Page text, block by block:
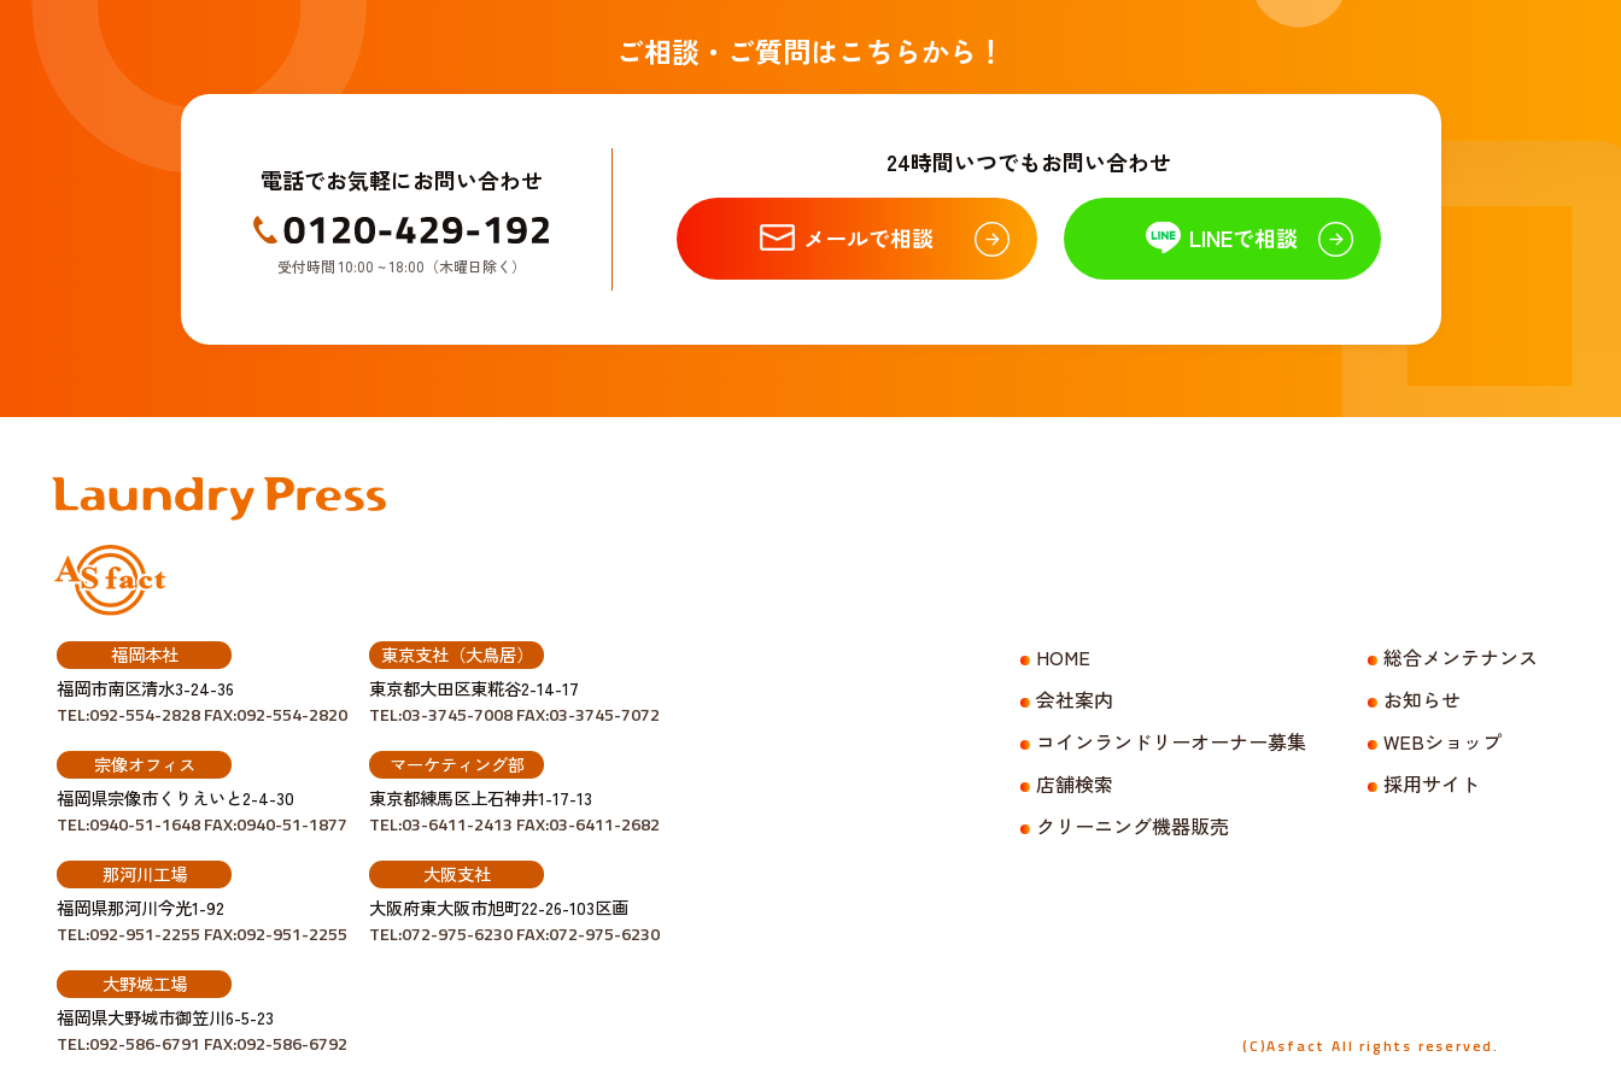
ご相談・ご質問はこちらから！
電話でお気軽にお問い合わせ
受付時間 10:00 ~ 18:00（木曜日除く）
24時間いつでもお問い合わせ
メールで相談 LINEで相談
福岡本社
福岡市南区清水3-24-36
TEL:092-554-2828FAX:092-554-2820
宗像オフィス
福岡県宗像市くりえいと2-4-30
TEL:0940-51-1648FAX:0940-51-1877
那河川工場
福岡県那河川今光1-92
TEL:092-951-2255 FAX:092-951-2255
大野城工場
福岡県大野城市御笠川6-5-23
TEL:092-586-6791 FAX:092-586-6792
東京支社（大鳥居）
東京都大田区東糀谷2-14-17
TEL:03-3745-7008FAX:03-3745-7072
マーケティング部
東京都練馬区上石神井1-17-13
TEL:03-6411-2413 FAX:03-6411-2682
大阪支社
大阪府東大阪市旭町22-26-103区画
TEL:072-975-6230FAX:072-975-6230
HOME
会社案内
コインランドリーオーナー募集
店舗検索
クリーニング機器販売
総合メンテナンス
お知らせ
WEBショップ
採用サイト
(C)Asfact All rights reserved.